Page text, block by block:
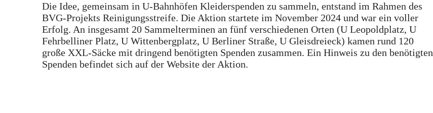
Die Idee, gemeinsam in U-Bahnhöfen Kleiderspenden zu sammeln, entstand im Rahmen des
BVG-Projekts Reinigungsstreife. Die Aktion startete im November 2024 und war ein voller
Erfolg. An insgesamt 20 Sammelterminen an fünf verschiedenen Orten (U Leopoldplatz, U
Fehrbelliner Platz, U Wittenbergplatz, U Berliner Straße, U Gleisdreieck) kamen rund 120
große XXL-Säcke mit dringend benötigten Spenden zusammen. Ein Hinweis zu den benötigten
Spenden befindet sich auf der Website der Aktion.